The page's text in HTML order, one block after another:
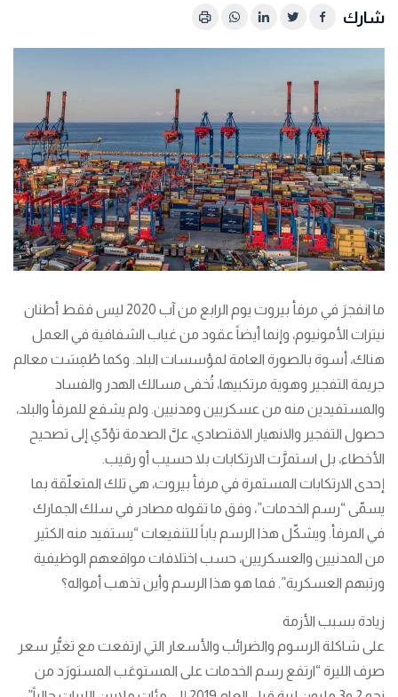
شارك
ما انفجرَ في مرفأ بيروت يوم الرابع من آب 2020 ليس فقط أطنان
نيترات الأمونيوم، وإنما أيضاً عقود من غياب الشفافية في العمل
هناك، أسوة بالصورة العامة لمؤسسات البلد. وكما طُمِسَت معالم
جريمة التفجير وهوية مرتكبيها، تُخفى مسالك الهدر والفساد
والمستفيدين منه من عسكريين ومدنيين. ولم يشفع للمرفأ والبلد،
حصول التفجير والانهيار الاقتصادي، علَّ الصدمة تؤدّي إلى تصحيح
الأخطاء، بل استمرَّت الارتكابات بلا حسيب أو رقيب.
إحدى الارتكابات المستمرة في مرفأ بيروت، هي تلك المتعلّقة بما
يسمّى “رسم الخدمات”، وفق ما تقوله مصادر في سلك الجمارك
في المرفأ. ويشكّل هذا الرسم باباً للتنفيعات “يستفيد منه الكثير
من المدنيين والعسكريين، حسب اختلافات مواقعهم الوظيفية
ورتبهم العسكرية”. فما هو هذا الرسم وأين تذهب أمواله؟
زيادة بسبب الأزمة
على شاكلة الرسوم والضرائب والأسعار التي ارتفعت مع تغيُّر سعر
صرف الليرة “ارتفع رسم الخدمات على المستوعَب المستورَد من